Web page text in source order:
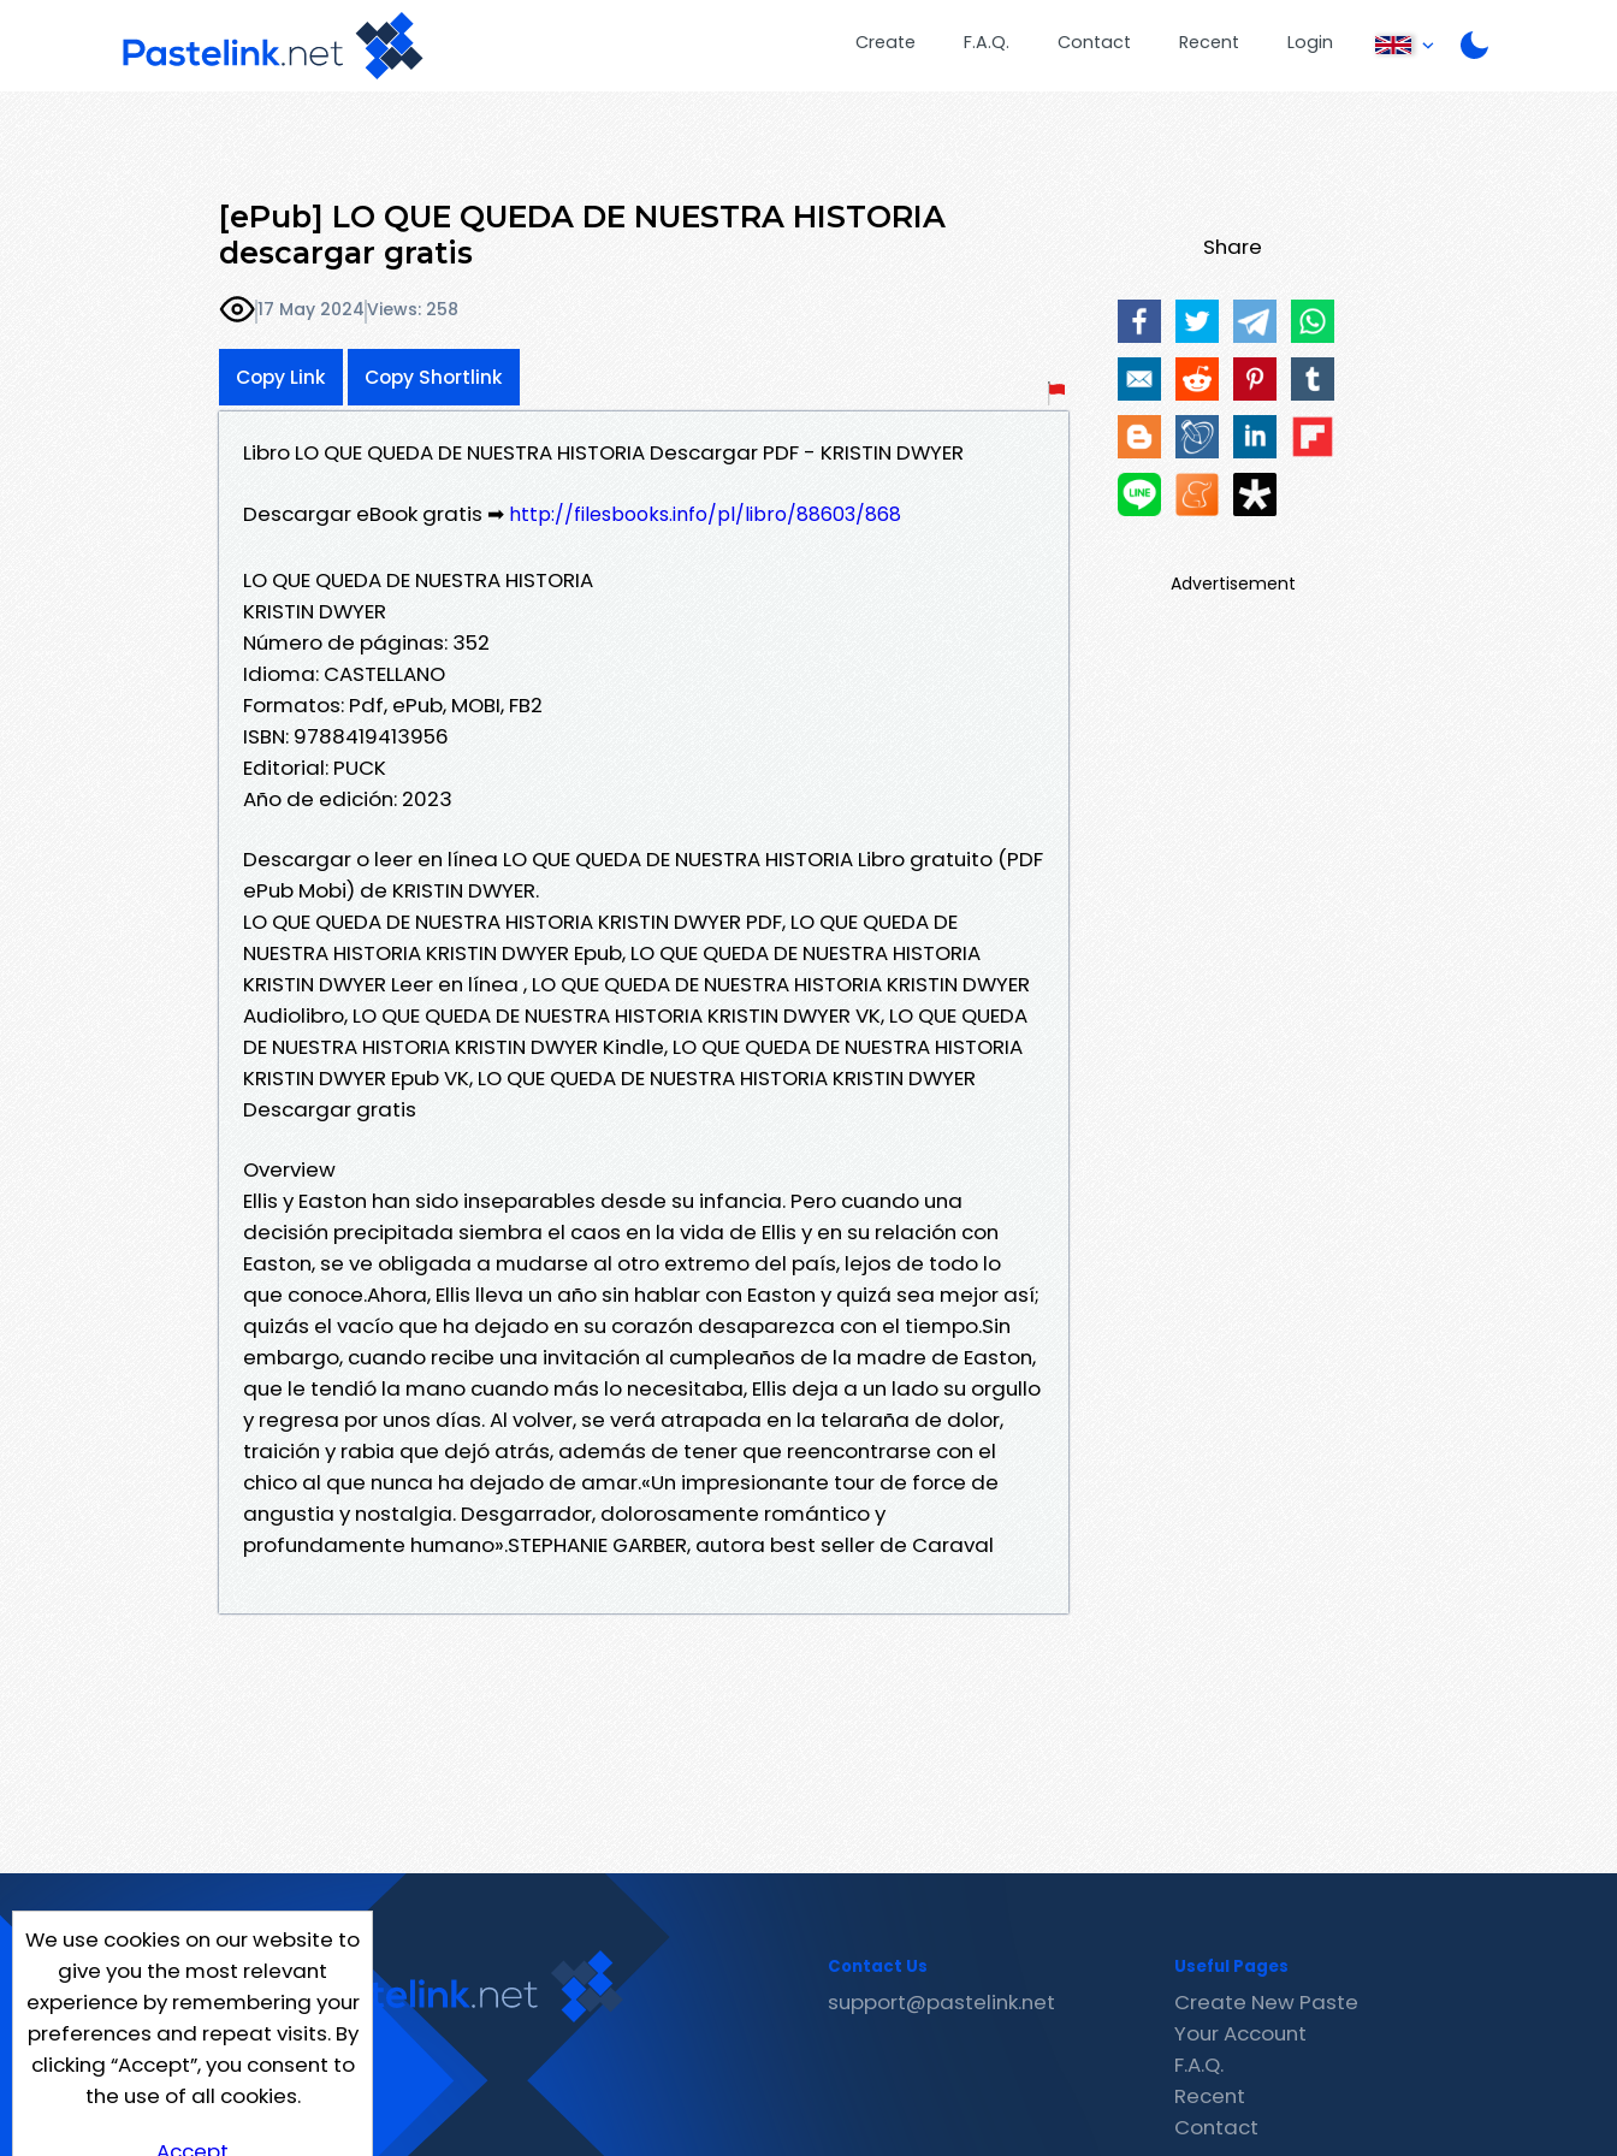
Create F.A.Q. Contact Recent Login
[ePub] LO QUE QUEDA DE NUESTRA HISTORIA
descargar gratis
17 May 2024Views: 258
Copy Link Copy Shortlink
Libro LO QUE QUEDA DE NUESTRA HISTORIA Descargar PDF - KRISTIN DWYER
Descargar eBook gratis ➡ http://filesbooks.info/pl/libro/88603/868
LO QUE QUEDA DE NUESTRA HISTORIA
KRISTIN DWYER
Número de páginas: 352
Idioma: CASTELLANO
Formatos: Pdf, ePub, MOBI, FB2
ISBN: 9788419413956
Editorial: PUCK
Año de edición: 2023
Descargar o leer en línea LO QUE QUEDA DE NUESTRA HISTORIA Libro gratuito (PDF
ePub Mobi) de KRISTIN DWYER.
LO QUE QUEDA DE NUESTRA HISTORIA KRISTIN DWYER PDF, LO QUE QUEDA DE
NUESTRA HISTORIA KRISTIN DWYER Epub, LO QUE QUEDA DE NUESTRA HISTORIA
KRISTIN DWYER Leer en línea , LO QUE QUEDA DE NUESTRA HISTORIA KRISTIN DWYER
Audiolibro, LO QUE QUEDA DE NUESTRA HISTORIA KRISTIN DWYER VK, LO QUE QUEDA
DE NUESTRA HISTORIA KRISTIN DWYER Kindle, LO QUE QUEDA DE NUESTRA HISTORIA
KRISTIN DWYER Epub VK, LO QUE QUEDA DE NUESTRA HISTORIA KRISTIN DWYER
Descargar gratis
Overview
Ellis y Easton han sido inseparables desde su infancia. Pero cuando una
decisión precipitada siembra el caos en la vida de Ellis y en su relación con
Easton, se ve obligada a mudarse al otro extremo del país, lejos de todo lo
que conoce.Ahora, Ellis lleva un año sin hablar con Easton y quizá sea mejor así;
quizás el vacío que ha dejado en su corazón desaparezca con el tiempo.Sin
embargo, cuando recibe una invitación al cumpleaños de la madre de Easton,
que le tendió la mano cuando más lo necesitaba, Ellis deja a un lado su orgullo
y regresa por unos días. Al volver, se verá atrapada en la telaraña de dolor,
traición y rabia que dejó atrás, además de tener que reencontrarse con el
chico al que nunca ha dejado de amar.«Un impresionante tour de force de
angustia y nostalgia. Desgarrador, dolorosamente romántico y
profundamente humano».STEPHANIE GARBER, autora best seller de Caraval
Share
Advertisement
We use cookies on our website to
give you the most relevant
experience by remembering your
preferences and repeat visits. By
clicking “Accept”, you consent to
the use of all cookies.
Contact Us
support@pastelink.net
Useful Pages
Create New Paste
Your Account
F.A.Q.
Recent
Contact